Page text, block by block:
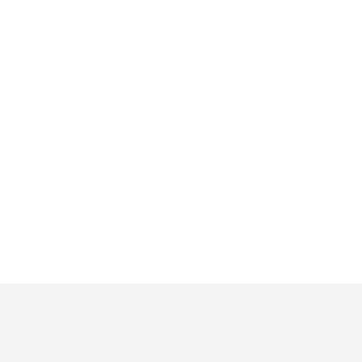
לאורה:
קונטיננטל, המבטיחה אמינות ובטיחות בכל
פד לברכיים, כפפות וכיסוי לגלגל
מבית בן גל – אתם לא תלויים באף אחד, לא